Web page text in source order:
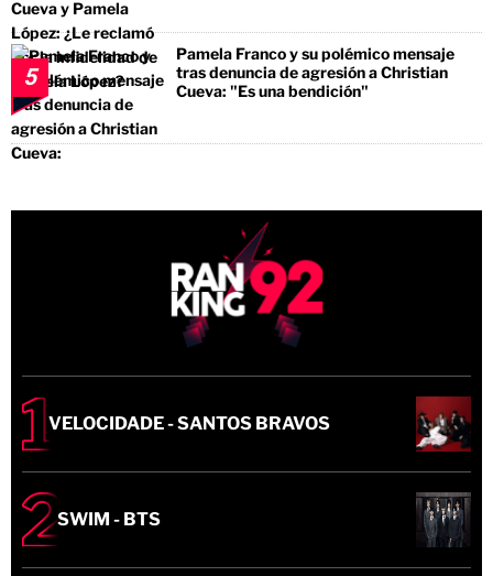
5
Pamela Franco y su polémico mensaje
tras denuncia de agresión a Christian
Cueva: "Es una bendición"
VELOCIDADE - SANTOS BRAVOS
SWIM - BTS